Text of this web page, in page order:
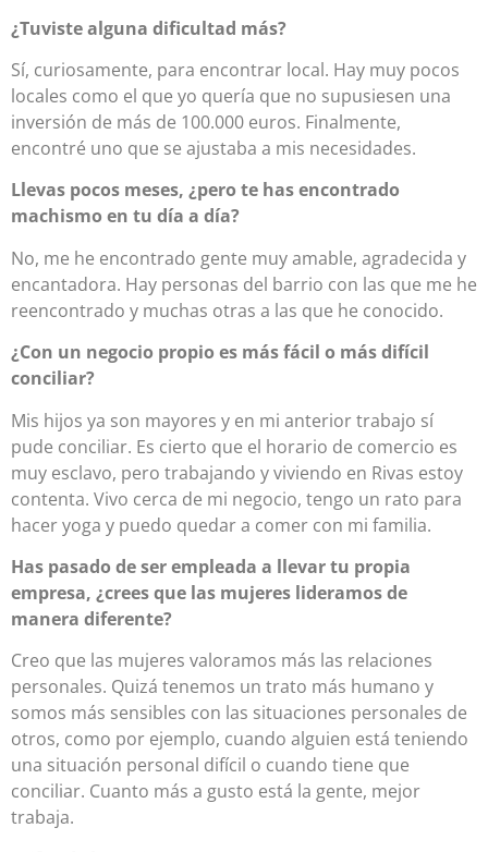
¿Tuviste alguna dificultad más?
Sí, curiosamente, para encontrar local. Hay muy pocos
locales como el que yo quería que no supusiesen una
inversión de más de 100.000 euros. Finalmente,
encontré uno que se ajustaba a mis necesidades.
Llevas pocos meses, ¿pero te has encontrado
machismo en tu día a día?
No, me he encontrado gente muy amable, agradecida y
encantadora. Hay personas del barrio con las que me he
reencontrado y muchas otras a las que he conocido.
¿Con un negocio propio es más fácil o más difícil
conciliar?
Mis hijos ya son mayores y en mi anterior trabajo sí
pude conciliar. Es cierto que el horario de comercio es
muy esclavo, pero trabajando y viviendo en Rivas estoy
contenta. Vivo cerca de mi negocio, tengo un rato para
hacer yoga y puedo quedar a comer con mi familia.
Has pasado de ser empleada a llevar tu propia
empresa, ¿crees que las mujeres lideramos de
manera diferente?
Creo que las mujeres valoramos más las relaciones
personales. Quizá tenemos un trato más humano y
somos más sensibles con las situaciones personales de
otros, como por ejemplo, cuando alguien está teniendo
una situación personal difícil o cuando tiene que
conciliar. Cuanto más a gusto está la gente, mejor
trabaja.